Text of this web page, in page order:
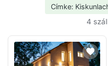
Címke:
4